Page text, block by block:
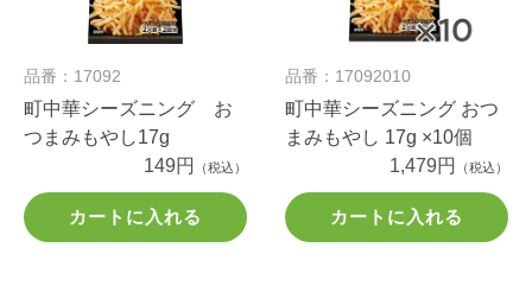
品番：17092
町中華シーズニング お
つまみもやし17g
149円
（税込）
カートに入れる
品番：17092010
町中華シーズニング おつ
まみもやし 17g ×10個
1,479円
（税込）
カートに入れる